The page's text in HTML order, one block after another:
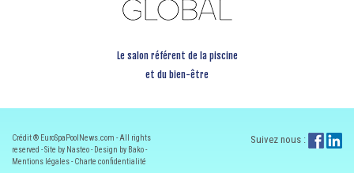
Le salon référent de la piscine
et du bien-être
Crédit ® EuroSpaPoolNews.com - All rights
reserved - Site by Nasteo - Design by Bako -
Mentions légales-Charte confidentialité
Suivez nous :